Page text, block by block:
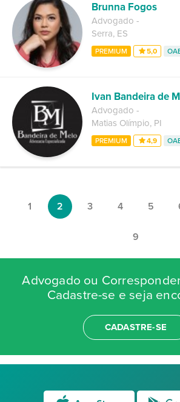
Brunna Fogos
Advogado -
Serra, ES
PREMIUM 5,0
Ivan Bandeira de
Advogado -
Matias Olímpio, PI
PREMIUM 4,9
1 2 3 4 5
9
Advogado ou
Cadastre-se e seja
CADASTRE-SE